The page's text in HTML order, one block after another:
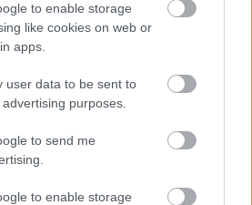
to enable storage
like cookies on web or
apps.
user data to be sent to
purposes.
to send me
to enable storage
villája volt a Városliget
meg lehet nézni, hogyan élt.
a mai igazgatónál, bár, ki